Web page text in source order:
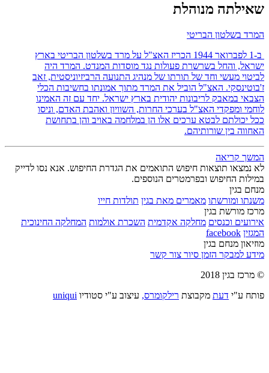
שאילתה מנוהלת
המרד בשלטון הבריטי
ב-1 לפברואר 1944 הכריז האצ"ל על מרד בשלטון הבריטי בארץ
ישראל, והחל בשרשרת פעולות נגד מוסדות המנדט. המרד היה
לביטוי מעשי וחד של תורתו של מנהיג התנועה הרביזיוניסטית, זאב
ז'בוטינסקי. האצ"ל הוביל את המרד מתוך אמונתו בחשיבות הכלי
הצבאי במאבק לריבונות יהודית בארץ ישראל. יחד עם זה האמינו
לוחמי ומפקדי האצ"ל בערכי החרות, השוויון ואהבת האדם, וניסו
ככל יכולתם לבטא ערכים אלו הן במלחמה באויב והן בתחושת
האחווה בין שורותיהם.
המשך קריאה
לא נמצאו תוצאות חיפוש התואמים את הגדרת החיפוש. אנא נסו לדייק
במילות החיפוש ובפרמטרים הנוספים.
מנחם בגין
משנתו ומורשתו מאמרים מאת בגין תולדות חייו
מרכז מורשת בגין
אירועים וכנסים מחלקה אקדמית השכרת אולמות המחלקה החינוכית
המגזין facebook
מוזיאון מנחם בגין
מידע למבקר הזמן סיור צור קשר
© מרכז בגין 2018
פותח ע"י דעת מקבוצת רילקומרס, עיצוב ע"י סטודיו uniqui